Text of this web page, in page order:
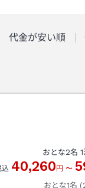
代金が安い順
おとな2名 1
込 40,260円 〜
おとな1名 (